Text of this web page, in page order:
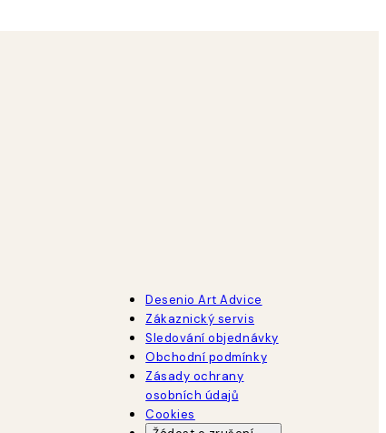
Desenio Art Advice
Zákaznický servis
Sledování objednávky
Obchodní podmínky
Zásady ochrany
osobních údajů
Cookies